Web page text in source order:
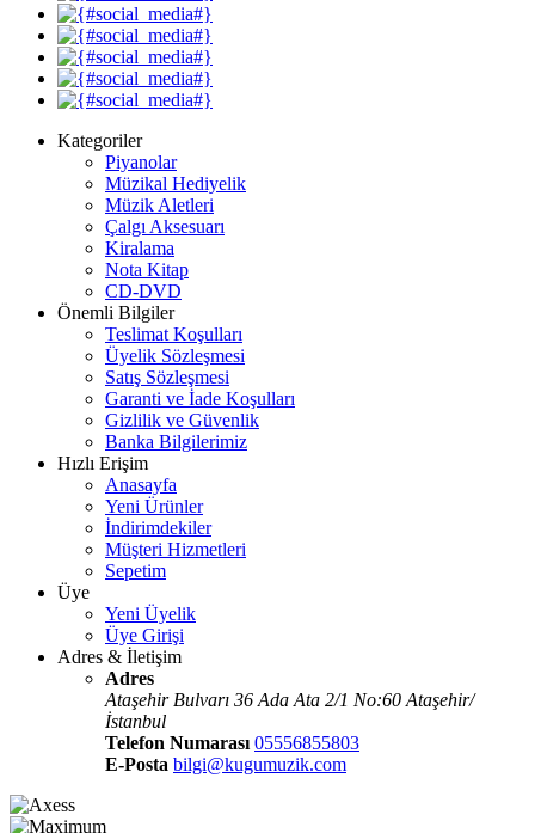
Kategoriler
Piyanolar
Müzikal Hediyelik
Müzik Aletleri
Çalgı Aksesuarı
Kiralama
Nota Kitap
CD-DVD
Önemli Bilgiler
Teslimat Koşulları
Üyelik Sözleşmesi
Satış Sözleşmesi
Garanti ve İade Koşulları
Gizlilik ve Güvenlik
Banka Bilgilerimiz
Hızlı Erişim
Anasayfa
Yeni Ürünler
İndirimdekiler
Müşteri Hizmetleri
Sepetim
Üye
Yeni Üyelik
Üye Girişi
Adres & İletişim
Adres
Ataşehir Bulvarı 36 Ada Ata 2/1 No:60 Ataşehir/
İstanbul
Telefon Numarası 05556855803
E-Posta bilgi@kugumuzik.com